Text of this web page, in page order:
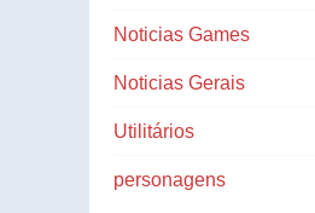
Noticias Games
Noticias Gerais
Utilitários
personagens